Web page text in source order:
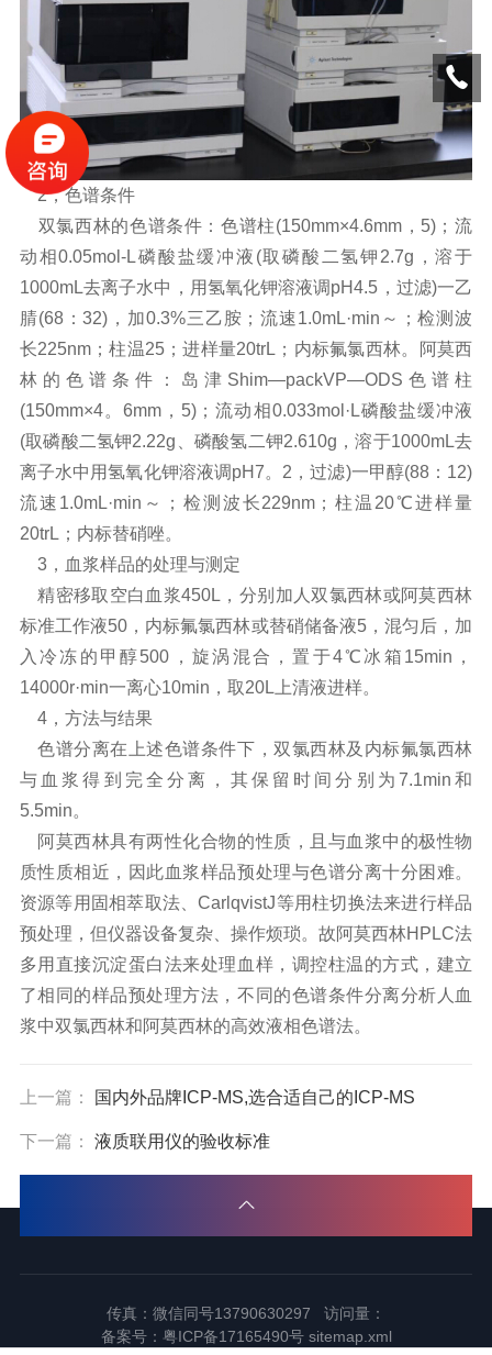
2，色谱条件
双氯西林的色谱条件：色谱柱(150mm×4.6mm，5)；流
动相0.05mol-L磷酸盐缓冲液(取磷酸二氢钾2.7g，溶于
1000mL去离子水中，用氢氧化钾溶液调pH4.5，过滤)一乙
腈(68：32)，加0.3%三乙胺；流速1.0mL·min～；检测波
长225nm；柱温25；进样量20trL；内标氟氯西林。阿莫西
林的色谱条件：岛津Shim—packVP—ODS色谱柱
(150mm×4。6mm，5)；流动相0.033mol·L磷酸盐缓冲液
(取磷酸二氢钾2.22g、磷酸氢二钾2.610g，溶于1000mL去
离子水中用氢氧化钾溶液调pH7。2，过滤)一甲醇(88：12)
流速1.0mL·min～；检测波长229nm；柱温20℃进样量
20trL；内标替硝唑。
3，血浆样品的处理与测定
精密移取空白血浆450L，分别加人双氯西林或阿莫西林
标准工作液50，内标氟氯西林或替硝储备液5，混匀后，加
入冷冻的甲醇500，旋涡混合，置于4℃冰箱15min，
14000r·min一离心10min，取20L上清液进样。
4，方法与结果
色谱分离在上述色谱条件下，双氯西林及内标氟氯西林
与血浆得到完全分离，其保留时间分别为7.1min和
5.5min。
阿莫西林具有两性化合物的性质，且与血浆中的极性物
质性质相近，因此血浆样品预处理与色谱分离十分困难。
资源等用固相萃取法、CarlqvistJ等用柱切换法来进行样品
预处理，但仪器设备复杂、操作烦琐。故阿莫西林HPLC法
多用直接沉淀蛋白法来处理血样，调控柱温的方式，建立
了相同的样品预处理方法，不同的色谱条件分离分析人血
浆中双氯西林和阿莫西林的高效液相色谱法。
上一篇： 国内外品牌ICP-MS,选合适自己的ICP-MS
下一篇： 液质联用仪的验收标准
传真：微信同号13790630297 访问量：
备案号： 粤ICP备17165490号 sitemap.xml